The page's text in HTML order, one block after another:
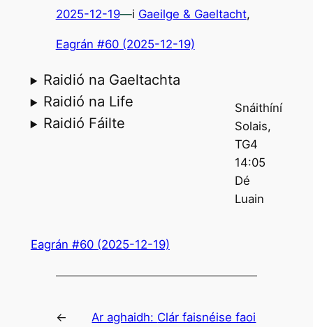
2025-12-19—i Gaeilge & Gaeltacht,
Eagrán #60 (2025-12-19)
Snáithíní
Solais,
TG4
14:05
Dé
Luain
Raidió na Gaeltachta
Raidió na Life
Raidió Fáilte
Eagrán #60 (2025-12-19)
←
Ar aghaidh: Clár faisnéise faoi